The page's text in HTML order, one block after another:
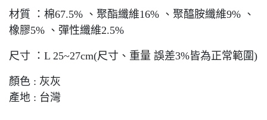
材質 ：棉67.5% 、聚酯纖維16% 、聚醯胺纖維9% 、
橡膠5% 、彈性纖維2.5%
尺寸 ：L 25~27cm(尺寸、重量 誤差3%皆為正常範圍)
顏色 : 灰灰
產地 : 台灣